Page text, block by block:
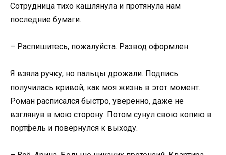
Сотрудница тихо кашлянула и протянула нам
последние бумаги.
– Распишитесь, пожалуйста. Развод оформлен.
Я взяла ручку, но пальцы дрожали. Подпись
получилась кривой, как моя жизнь в этот момент.
Роман расписался быстро, уверенно, даже не
взглянув в мою сторону. Потом сунул свою копию в
портфель и повернулся к выходу.